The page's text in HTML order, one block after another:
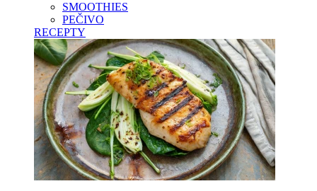
SMOOTHIES
PEČIVO
RECEPTY